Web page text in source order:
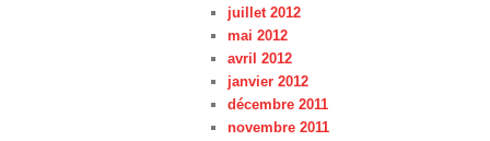
juillet 2012
mai 2012
avril 2012
janvier 2012
décembre 2011
novembre 2011